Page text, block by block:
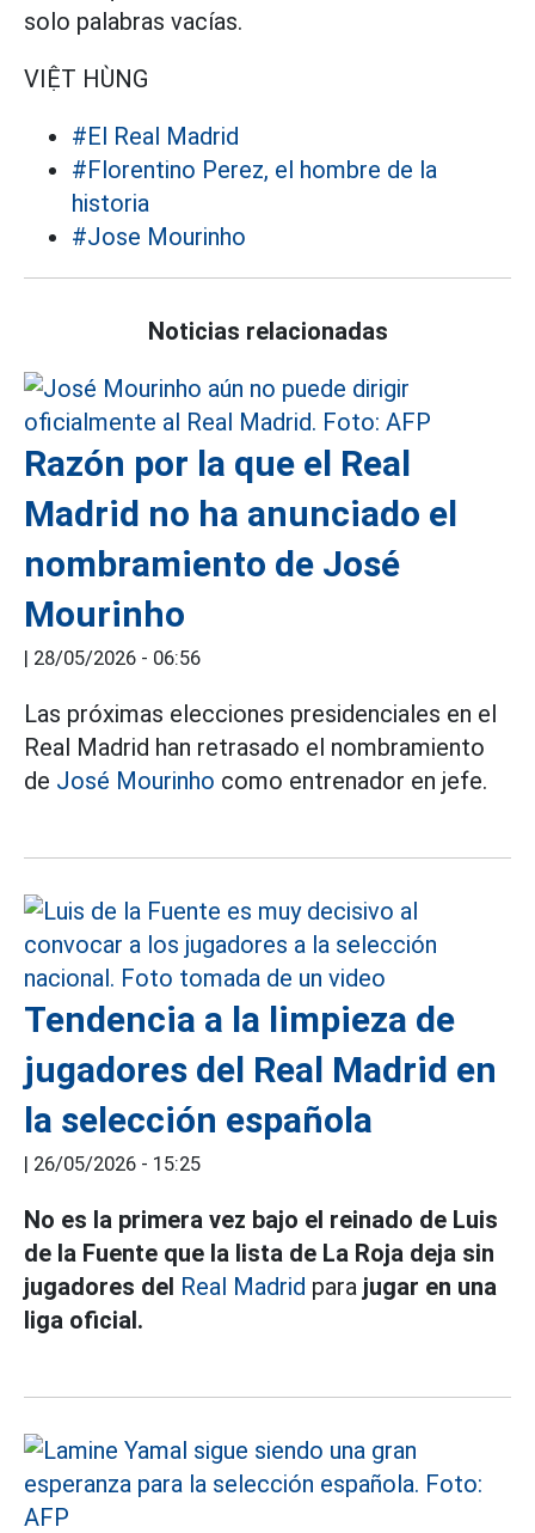
solo palabras vacías.
VIỆT HÙNG
#El Real Madrid
#Florentino Perez, el hombre de la
historia
#Jose Mourinho
Noticias relacionadas
Razón por la que el Real
Madrid no ha anunciado el
nombramiento de José
Mourinho
| 28/05/2026 - 06:56
Las próximas elecciones presidenciales en el
Real Madrid han retrasado el nombramiento
de José Mourinho como entrenador en jefe.
Tendencia a la limpieza de
jugadores del Real Madrid en
la selección española
| 26/05/2026 - 15:25
No es la primera vez bajo el reinado de Luis
de la Fuente que la lista de La Roja deja sin
jugadores del Real Madrid para jugar en una
liga oficial.